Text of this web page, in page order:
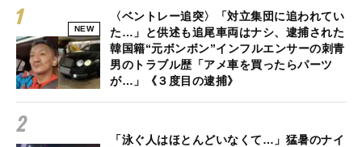
NEW
〈ベントレー追突〉「対立集団に追われてい
た…」と供述も追尾車両はナシ、逮捕された
韓国籍“元ボンボン”インフルエンサーの刺青
男のトラブル歴「アメ車を買ったらパーツ
が…」《３度目の逮捕》
「泳ぐ人はほとんどいなくて…」猛暑のナイ